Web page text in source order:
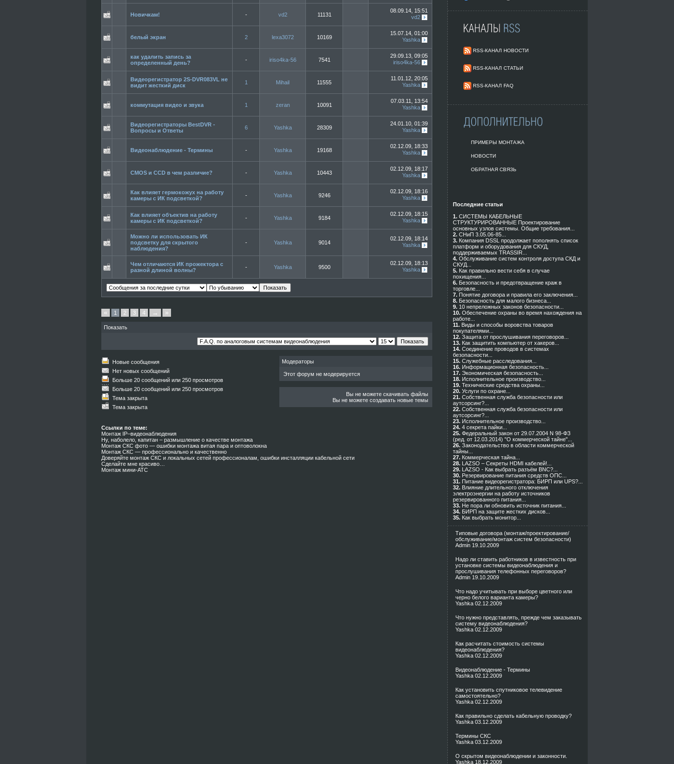
Новичкам! - vd2 11131
08.09.14, 15:51
vd2
белый экран 2 lexa3072 10169
15.07.14, 01:00
Yashka
как удалить запись за
определенный день?
- iriso4ka-56 7541
29.09.13, 09:05
iriso4ka-56
Видеорегистратор 2S-DVR083VL не
видит жесткий диск
1 Mihail 11555
11.01.12, 20:05
Yashka
коммутация видео и звука 1 zeran 10091
07.03.11, 13:54
Yashka
Видеорегистраторы BestDVR -
Вопросы и Ответы
6 Yashka 28309
24.01.10, 01:39
Yashka
Видеонаблюдение - Термины - Yashka 19168
02.12.09, 18:33
Yashka
CMOS и CCD в чем различие? - Yashka 10443
02.12.09, 18:17
Yashka
Как влияет гермокожух на работу
камеры с ИК подсветкой?
- Yashka 9246
02.12.09, 18:16
Yashka
Как влияет объектив на работу
камеры с ИК подсветкой?
- Yashka 9184
02.12.09, 18:15
Yashka
Можно ли использовать ИК
подсветку для скрытого
наблюдения?
- Yashka 9014
02.12.09, 18:14
Yashka
Чем отличаются ИК прожектора с
разной длиной волны?
- Yashka 9500
02.12.09, 18:13
Yashka
« 1 2 3 4 → »
Показать
Новые сообщения
Нет новых сообщений
Больше 20 сообщений или 250 просмотров
Больше 20 сообщений или 250 просмотров
Тема закрыта
Тема закрыта
Модераторы
Этот форум не модерируется
Вы не можете скачивать файлы
Вы не можете создавать новые темы
Ссылки по теме:
Монтаж IP–видеонаблюдения
Ну, наболело, капитан – размышление о качестве монтажа
Монтаж СКС фото — ошибки монтажа витая пара и оптоволокна
Монтаж СКС — профессионально и качественно
Доверяйте монтаж СКС и локальных сетей профессионалам, ошибки инсталляции кабельной сети
Сделайте мне красиво…
Монтаж мини-АТС
RSS-КАНАЛ НОВОСТИ
RSS-КАНАЛ СТАТЬИ
RSS-КАНАЛ FAQ
ПРИМЕРЫ МОНТАЖА
НОВОСТИ
ОБРАТНАЯ СВЯЗЬ
Последние статьи
1. СИСТЕМЫ КАБЕЛЬНЫЕ
СТРУКТУРИРОВАННЫЕ Проектирование
основных узлов системы. Общие требования...
2. СНиП 3.05.06-85...
3. Компания DSSL продолжает пополнять список
платформ и оборудования для СКУД,
поддерживаемых TRASSIR...
4. Обслуживание систем контроля доступа СКД и
СКУД...
5. Как правильно вести себя в случае
похищения...
6. Безопасность и предотвращение краж в
торговле...
7. Понятие договора и правила его заключения...
8. Безопасность для малого бизнеса...
9. 10 непреложных законов безопасности...
10. Обеспечение охраны во время нахождения на
работе...
11. Виды и способы воровства товаров
покупателями...
12. Защита от прослушивания переговоров...
13. Как защитить компьютер от хакеров...
14. Cоединение проводов в системах
безопасности...
15. Служебные расследования...
16. Информационная безопасность...
17. Экономическая безопасность...
18. Исполнительное производство...
19. Технические средства охраны...
20. Услуги по охране...
21. Собственная служба безопасности или
аутсорсинг?...
22. Собственная служба безопасности или
аутсорсинг?...
23. Исполнительное производство...
24. 4 секрета пайки...
25. Федеральный закон от 29.07.2004 N 98-ФЗ
(ред. от 12.03.2014) "О коммерческой тайне"...
26. Законодательство в области коммерческой
тайны...
27. Коммерческая тайна...
28. LAZSO – Секреты HDMI кабелей!...
29. LAZSO - Как выбрать разъём BNC?...
30. Резервирование питания средств ОПС...
31. Питание видеорегистратора: БИРП или UPS?...
32. Влияние длительного отключения
электроэнергии на работу источников
резервированного питания...
33. Не пора ли обновить источник питания...
34. БИРП на защите жестких дисков...
35. Как выбрать монитор...
Типовые договора (монтаж/проектирование/
обслуживание/монтаж систем безопасности)
Admin 19.10.2009
Надо ли ставить работников в известность при
установке системы видеонаблюдения и
прослушивания телефонных переговоров?
Admin 19.10.2009
Что надо учитывать при выборе цветного или
черно белого варианта камеры?
Yashka 02.12.2009
Что нужно представлять, прежде чем заказывать
систему видеонаблюдения?
Yashka 02.12.2009
Как расчитать стоимость системы
видеонаблюдения?
Yashka 02.12.2009
Видеонаблюдение - Термины
Yashka 02.12.2009
Как установить спутниковое телевидение
самостоятельно?
Yashka 02.12.2009
Как правильно сделать кабельную проводку?
Yashka 03.12.2009
Термины СКС
Yashka 03.12.2009
О скрытом видеонаблюдении и законности.
Yashka 18.12.2009